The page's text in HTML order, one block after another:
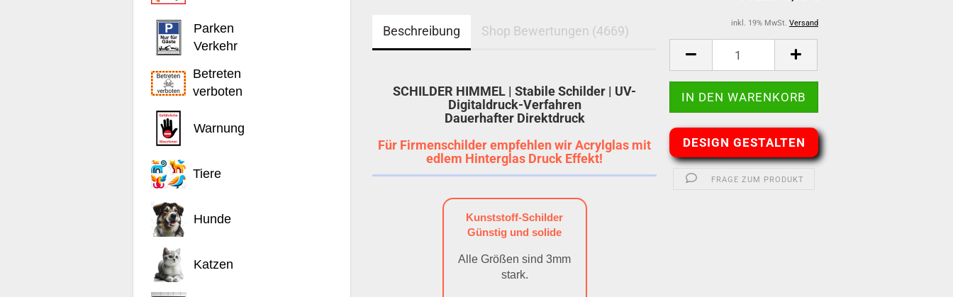
inkl. 19% MwSt. Versand
DESIGN GESTALTEN
FRAGE ZUM PRODUKT
Beschreibung Shop Bewertungen (4669)
SCHILDER HIMMEL | Stabile Schilder | UV-
Digitaldruck-Verfahren
Dauerhafter Direktdruck
Für Firmenschilder empfehlen wir Acrylglas mit
edlem Hinterglas Druck Effekt!
Kunststoff-Schilder
Günstig und solide
Alle Größen sind 3mm
stark.
Parken
Verkehr
Betreten
verboten
Warnung
Tiere
Hunde
Katzen